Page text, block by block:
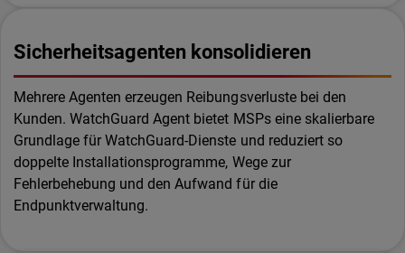
Sicherheitsagenten konsolidieren
Mehrere Agenten erzeugen Reibungsverluste bei den
Kunden. WatchGuard Agent bietet MSPs eine skalierbare
Grundlage für WatchGuard-Dienste und reduziert so
doppelte Installationsprogramme, Wege zur
Fehlerbehebung und den Aufwand für die
Endpunktverwaltung.